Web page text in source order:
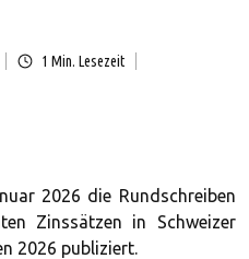
1 Min. Lesezeit
2026 die Rundschreiben
Zinssätzen in Schweizer
2026 publiziert.